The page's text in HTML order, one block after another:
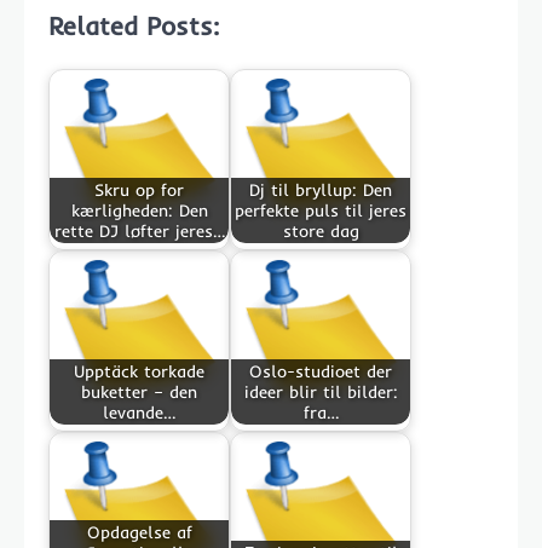
Related Posts:
Skru op for
kærligheden: Den
rette DJ løfter jeres…
Dj til bryllup: Den
perfekte puls til jeres
store dag
Upptäck torkade
buketter – den
levande…
Oslo-studioet der
ideer blir til bilder:
fra…
Opdagelse af